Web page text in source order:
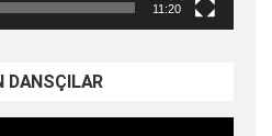
11:20
DANSÇILAR